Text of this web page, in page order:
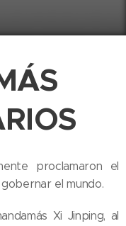
proclamaron el
el mundo.
Xi Jinping, al